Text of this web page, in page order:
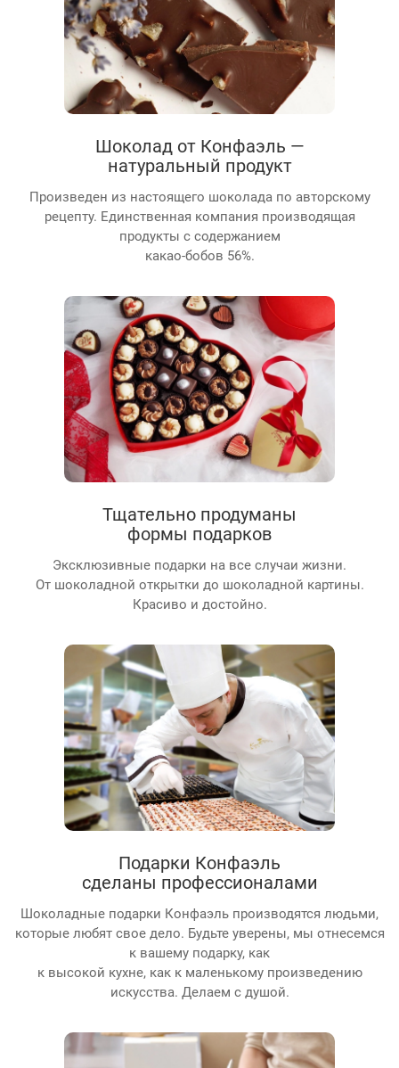
Шоколад от Конфаэль —
натуральный продукт
Произведен из настоящего шоколада по авторскому
рецепту. Единственная компания производящая
продукты с содержанием
какао-бобов 56%.
Тщательно продуманы
формы подарков
Эксклюзивные подарки на все случаи жизни.
От шоколадной открытки до шоколадной картины.
Красиво и достойно.
Подарки Конфаэль
сделаны профессионалами
Шоколадные подарки Конфаэль производятся людьми,
которые любят свое дело. Будьте уверены, мы отнесемся
к вашему подарку, как
к высокой кухне, как к маленькому произведению
искусства. Делаем с душой.